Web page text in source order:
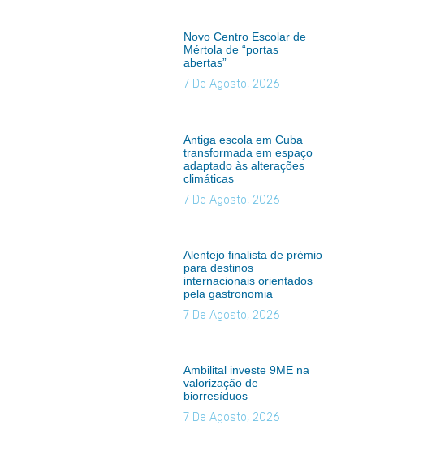
Novo Centro Escolar de
Mértola de “portas
abertas”
7 De Agosto, 2026
Antiga escola em Cuba
transformada em espaço
adaptado às alterações
climáticas
7 De Agosto, 2026
Alentejo finalista de prémio
para destinos
internacionais orientados
pela gastronomia
7 De Agosto, 2026
Ambilital investe 9ME na
valorização de
biorresíduos
7 De Agosto, 2026